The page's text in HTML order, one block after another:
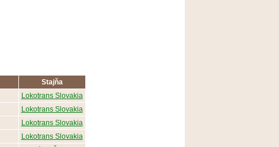
Stajňa
Lokotrans Slovakia
Lokotrans Slovakia
Lokotrans Slovakia
Lokotrans Slovakia